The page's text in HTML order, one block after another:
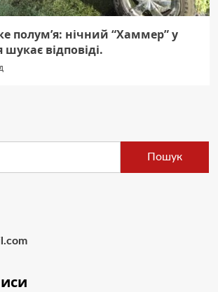
полум’я: нічний “Хаммер” у
шукає відповіді.
Пошук